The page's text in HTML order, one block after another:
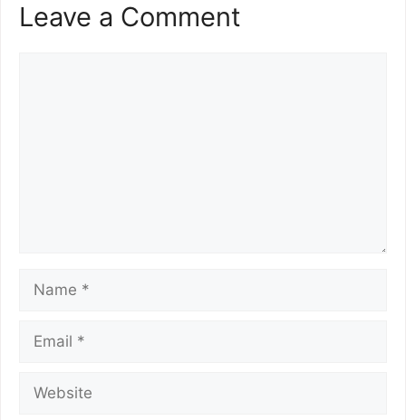
Leave a Comment